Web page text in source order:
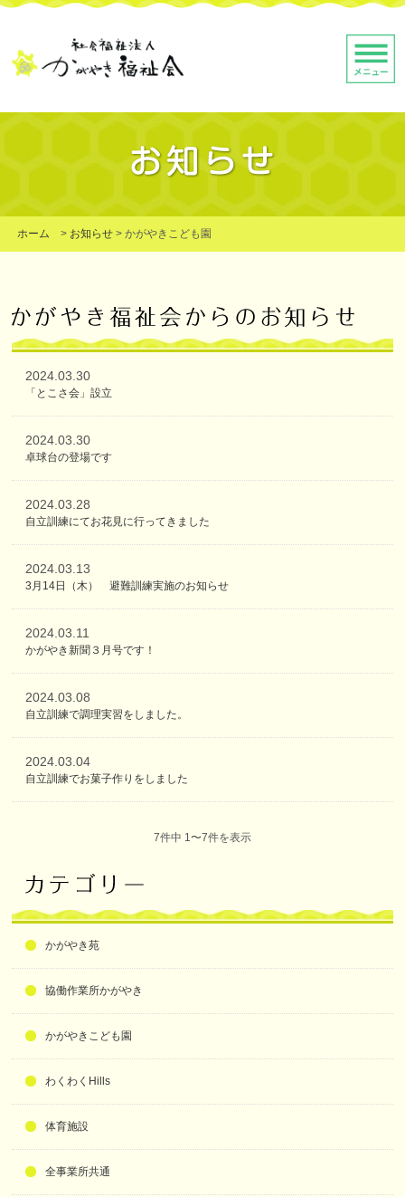
ホーム > お知らせ> かがやきこども園
2024.03.30
「とこさ会」設立
2024.03.30
卓球台の登場です
2024.03.28
自立訓練にてお花見に行ってきました
2024.03.13
3月14日（木） 避難訓練実施のお知らせ
2024.03.11
かがやき新聞３月号です！
2024.03.08
自立訓練で調理実習をしました。
2024.03.04
自立訓練でお菓子作りをしました
7件中 1〜7件を表示
かがやき苑
協働作業所かがやき
かがやきこども園
わくわくHills
体育施設
全事業所共通